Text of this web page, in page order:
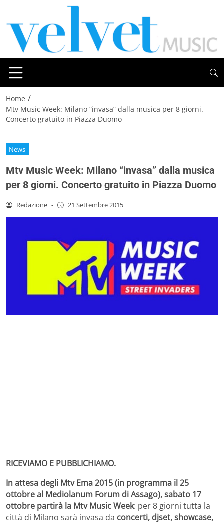
Home /
Mtv Music Week: Milano “invasa” dalla musica per 8 giorni.
Concerto gratuito in Piazza Duomo
News
Mtv Music Week: Milano “invasa” dalla musica
per 8 giorni. Concerto gratuito in Piazza Duomo
Redazione - 21 Settembre 2015
RICEVIAMO E PUBBLICHIAMO.
In attesa degli Mtv Ema 2015 (in programma il 25
ottobre al Mediolanum Forum di Assago), sabato 17
ottobre partirà la Mtv Music Week: per 8 giorni tutta la
città di Milano sarà invasa da concerti, djset, showcase,